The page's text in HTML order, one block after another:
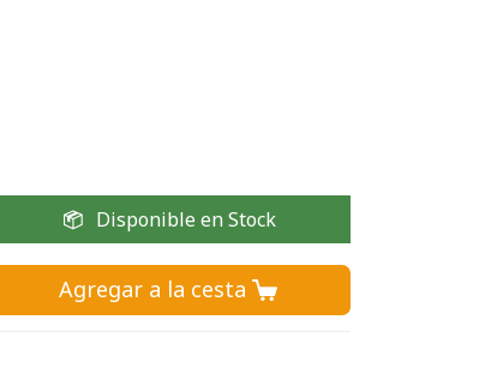
Disponible en Stock
Agregar a la cesta 